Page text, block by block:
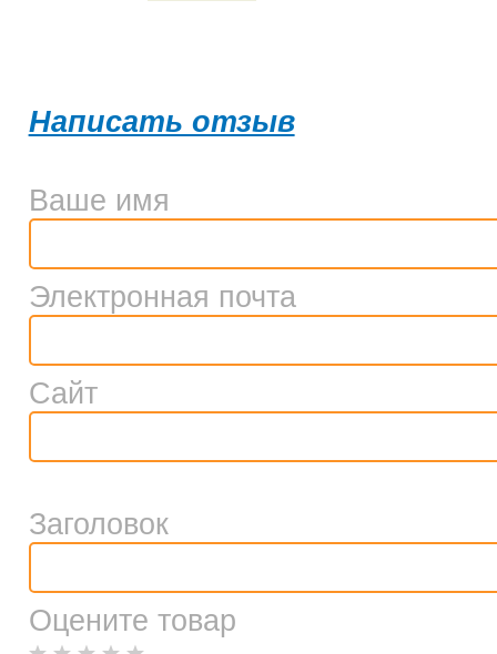
Написать отзыв
Ваше имя
Электронная почта
Сайт
Заголовок
Оцените товар